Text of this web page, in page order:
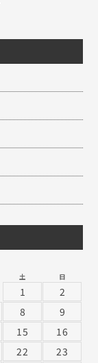
土 日
1
2
8
9
15
16
22
23